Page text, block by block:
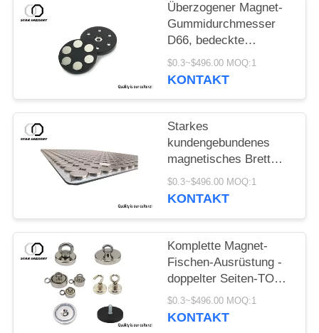
Überzogener Magnet-
Gummidurchmesser
D66, bedeckte
Gummimagneten D88
für hellen Stand
$0.3~$496.00 MOQ:1
KONTAKT
Starkes
kundengebundenes
magnetisches Brett
NdFeb mit
$0.3~$496.00 MOQ:1
KONTAKT
Komplette Magnet-
Fischen-Ausrüstung -
doppelter Seiten-TOPF
Magnet 1000LBS, der
Kraft zieht - enthaltener
$0.3~$496.00 MOQ:1
KONTAKT